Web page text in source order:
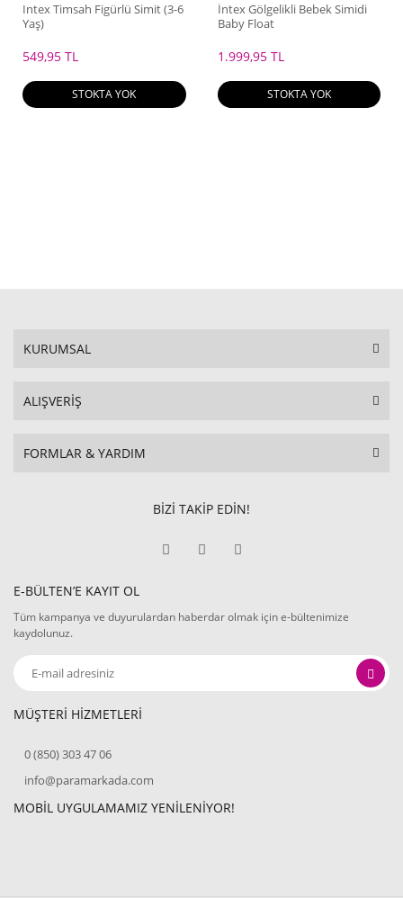
Intex Timsah Figürlü Simit (3-6
Yaş)
549,95 TL
STOKTA YOK
İntex Gölgelikli Bebek Simidi
Baby Float
1.999,95 TL
STOKTA YOK
KURUMSAL
ALIŞVERİŞ
FORMLAR & YARDIM
BİZİ TAKİP EDİN!
E-BÜLTEN’E KAYIT OL
Tüm kampanya ve duyurulardan haberdar olmak için e-bültenimize
kaydolunuz.
MÜŞTERİ HİZMETLERİ
0 (850) 303 47 06
info@paramarkada.com
MOBİL UYGULAMAMIZ YENİLENİYOR!